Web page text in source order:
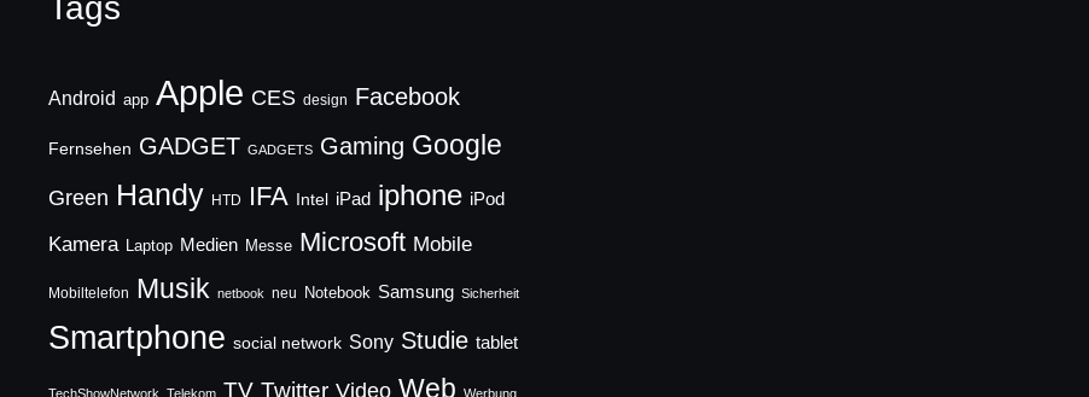
Tags
Android app Apple CES design Facebook
Fernsehen GADGET GADGETS Gaming Google
Green Handy HTD IFA Intel iPad iphone iPod
Kamera Laptop Medien Messe Microsoft Mobile
Mobiltelefon Musik netbook neu Notebook Samsung Sicherheit
Smartphone social network Sony Studie tablet
TechShowNetwork Telekom TV Twitter Video Web Werbung